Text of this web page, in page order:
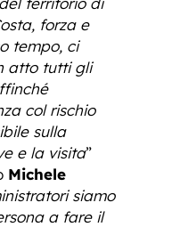
forza e
tempo, ci
atto tutti gli
col rischio
sulla
e la visita”
Michele
siamo
a fare il